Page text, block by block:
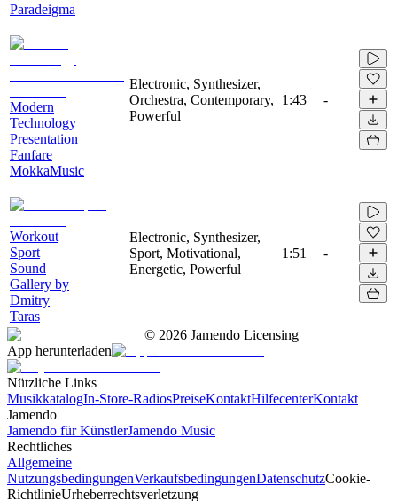
Paradeigma
Modern
Technology
Presentation
Fanfare
MokkaMusic
Electronic, Synthesizer,
Orchestra, Contemporary,
Powerful
1:43 -
Workout
Sport
Sound
Gallery by
Dmitry
Taras
Electronic, Synthesizer,
Sport, Motivational,
Energetic, Powerful
1:51 -
© 2026 Jamendo Licensing
App herunterladen
Nützliche Links
MusikkatalogIn-Store-RadiosPreiseKontaktHilfecenterKontakt
Jamendo
Jamendo für KünstlerJamendo Music
Rechtliches
Allgemeine
NutzungsbedingungenVerkaufsbedingungenDatenschutzCookie-
RichtlinieUrheberrechtsverletzung